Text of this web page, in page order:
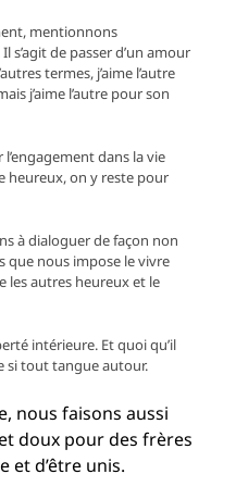
mentionnons
s’agit de passer d’un amour
termes, j’aime l’autre
j’aime l’autre pour son
dans la vie
heureux, on y reste pour
à dialoguer de façon non
que nous impose le vivre
les autres heureux et le
intérieure. Et quoi qu’il
si tout tangue autour.
nous faisons aussi
doux pour des frères
et d’être unis.